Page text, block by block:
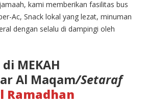
kami memberikan fasilitas bus
Ac, Snack lokal yang lezat, minuman
dengan selalu di dampingi oleh
MEKAH
Al Maqam/Setaraf
Ramadhan